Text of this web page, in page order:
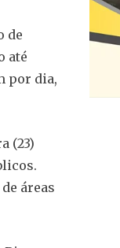
de
até
por dia,
(23)
áreas